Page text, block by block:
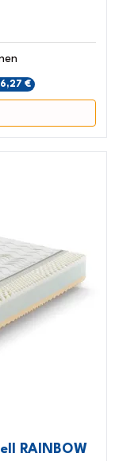
€
RAINBOW